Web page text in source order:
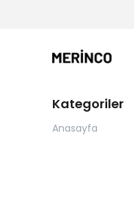
Kategoriler
Anasayfa